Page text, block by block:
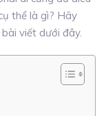
thể là gì? Hãy
viết dưới đây.